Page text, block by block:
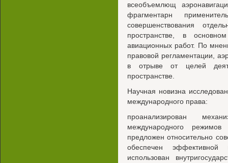
всеобъемлющ
фрагментарн
совершенствования
пространстве, в
авиационных работ. По
правовой регламентации,
в отрыве от целей
пространстве.
Научная новизна
международного права:
проанализирован
международного
предложен относительно
обеспечен эффективной
использован